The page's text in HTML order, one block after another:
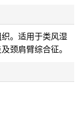
。适用于类风湿
颈肩臂综合征。